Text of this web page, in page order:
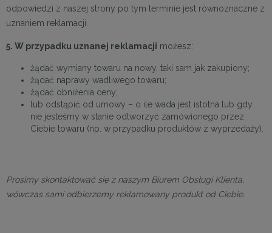
odpowiedzi z naszej strony po tym terminie jest równoznaczne z
uznaniem reklamacji.
5. W przypadku uznanej reklamacji możesz:
żądać wymiany towaru na nowy, taki sam jak zakupiony;
żądać naprawy wadliwego towaru;
żądać obniżenia ceny;
lub odstąpić od umowy – o ile wada jest istotna lub gdy
nie jesteśmy w stanie odtworzyć zamówionego przez
Ciebie towaru (np. w przypadku produktów z wyprzedaży).
Prosimy skontaktować się z naszym Biurem Obsługi Klienta,
wówczas sami odbierzemy reklamowany produkt od Ciebie.